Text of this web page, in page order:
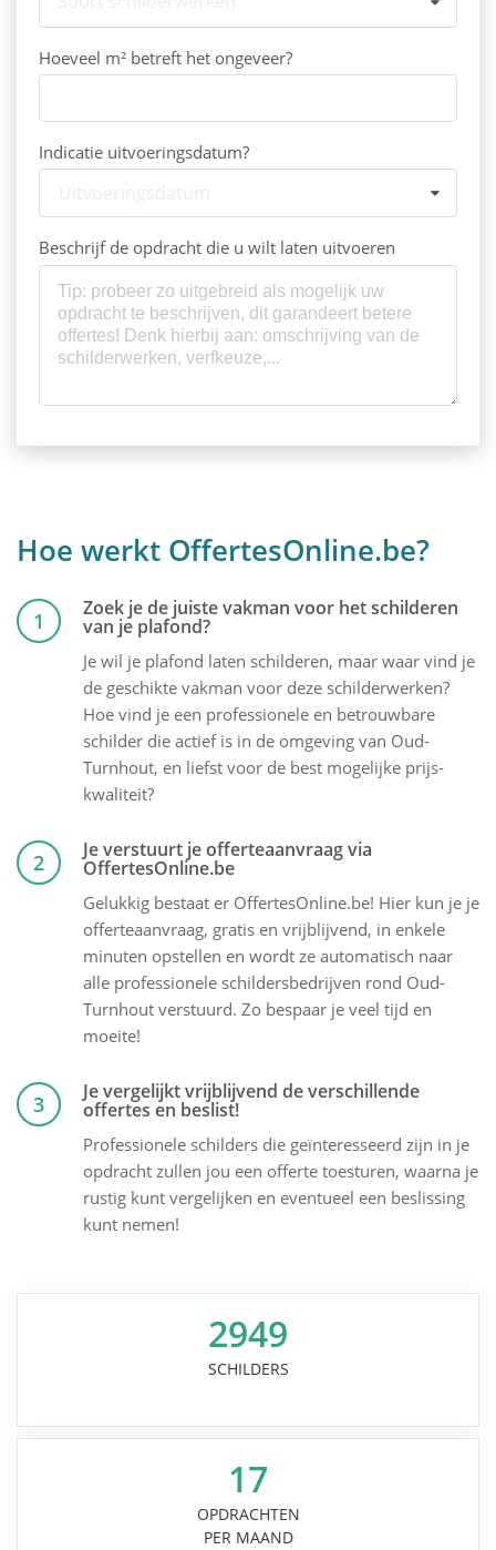
Hoeveel m² betreft het ongeveer?
Indicatie uitvoeringsdatum?
Beschrijf de opdracht die u wilt laten uitvoeren
Hoe werkt OffertesOnline.be?
1 Zoek je de juiste vakman voor het schilderen
van je plafond?
Je wil je plafond laten schilderen, maar waar vind je
de geschikte vakman voor deze schilderwerken?
Hoe vind je een professionele en betrouwbare
schilder die actief is in de omgeving van Oud-
Turnhout, en liefst voor de best mogelijke prijs-
kwaliteit?
2 Je verstuurt je offerteaanvraag via
OffertesOnline.be
Gelukkig bestaat er OffertesOnline.be! Hier kun je je
offerteaanvraag, gratis en vrijblijvend, in enkele
minuten opstellen en wordt ze automatisch naar
alle professionele schildersbedrijven rond Oud-
Turnhout verstuurd. Zo bespaar je veel tijd en
moeite!
3 Je vergelijkt vrijblijvend de verschillende
offertes en beslist!
Professionele schilders die geïnteresseerd zijn in je
opdracht zullen jou een offerte toesturen, waarna je
rustig kunt vergelijken en eventueel een beslissing
kunt nemen!
2949
SCHILDERS
17
OPDRACHTEN
PER MAAND